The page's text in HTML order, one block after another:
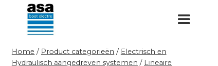
Doorgaan
inhoud
Home / Product categorieën / Electrisch en
Hydraulisch aangedreven systemen / Lineaire